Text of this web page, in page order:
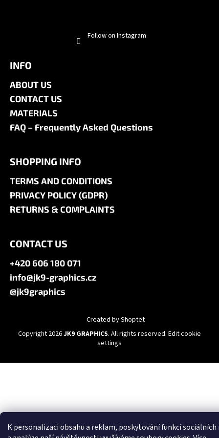
K personalizaci obsahu a reklam, poskytování funkcí sociálních
Follow on Instagram
INFO
ABOUT US
CONTACT US
MATERIALS
FAQ – Frequently Asked Questions
SHOPPING INFO
TERMS AND CONDITIONS
PRIVACY POLICY (GDPR)
RETURNS & COMPLAINTS
CONTACT US
+420 606 180 071
info@jk9-graphics.cz
@jk9graphics
Created by Shoptet
Copyright 2026JK9 GRAPHICS. All rights reserved. Edit cookie
settings